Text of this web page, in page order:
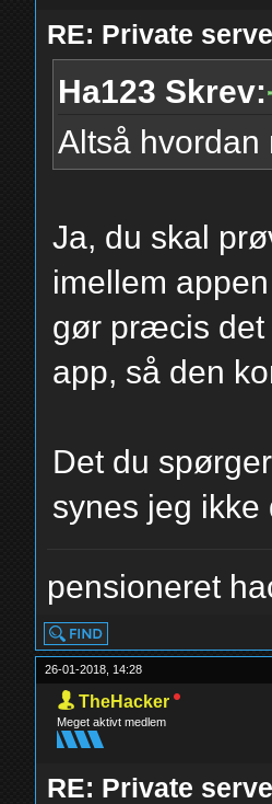
RE: Private
Ha123 Skrev:
Altså hvordan
Ja, du skal
imellem
gør præcis det
app, så den
Det du
synes jeg
pensioneret
26-01-2018, 14:28
TheHacker
Meget aktivt medlem
RE: Private